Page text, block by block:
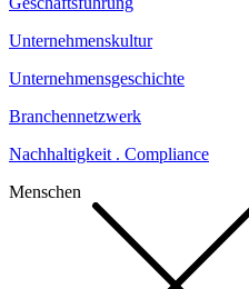
Unternehmenskultur
Unternehmensgeschichte
Branchennetzwerk
Nachhaltigkeit . Compliance
Menschen